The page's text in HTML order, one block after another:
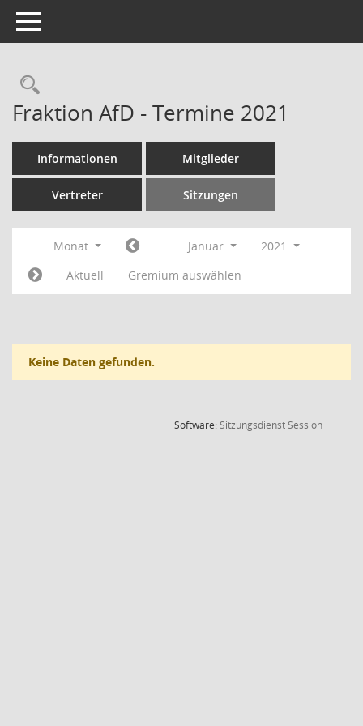
Toggle navigation
Rechercheauswahl
Fraktion AfD - Termine 2021
Informationen Mitglieder
Vertreter Sitzungen
Monat Januar
2021
Aktuell
Gremium auswählen
Keine Daten gefunden.
Software:SitzungsdienstSession(Wird in